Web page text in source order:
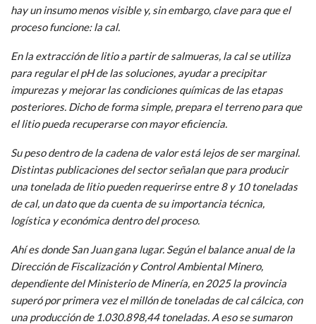
hay un insumo menos visible y, sin embargo, clave para que el
proceso funcione: la cal.
En la extracción de litio a partir de salmueras, la cal se utiliza
para regular el pH de las soluciones, ayudar a precipitar
impurezas y mejorar las condiciones químicas de las etapas
posteriores. Dicho de forma simple, prepara el terreno para que
el litio pueda recuperarse con mayor eficiencia.
Su peso dentro de la cadena de valor está lejos de ser marginal.
Distintas publicaciones del sector señalan que para producir
una tonelada de litio pueden requerirse entre 8 y 10 toneladas
de cal, un dato que da cuenta de su importancia técnica,
logística y económica dentro del proceso.
Ahí es donde San Juan gana lugar. Según el balance anual de la
Dirección de Fiscalización y Control Ambiental Minero,
dependiente del Ministerio de Minería, en 2025 la provincia
superó por primera vez el millón de toneladas de cal cálcica, con
una producción de 1.030.898,44 toneladas. A eso se sumaron